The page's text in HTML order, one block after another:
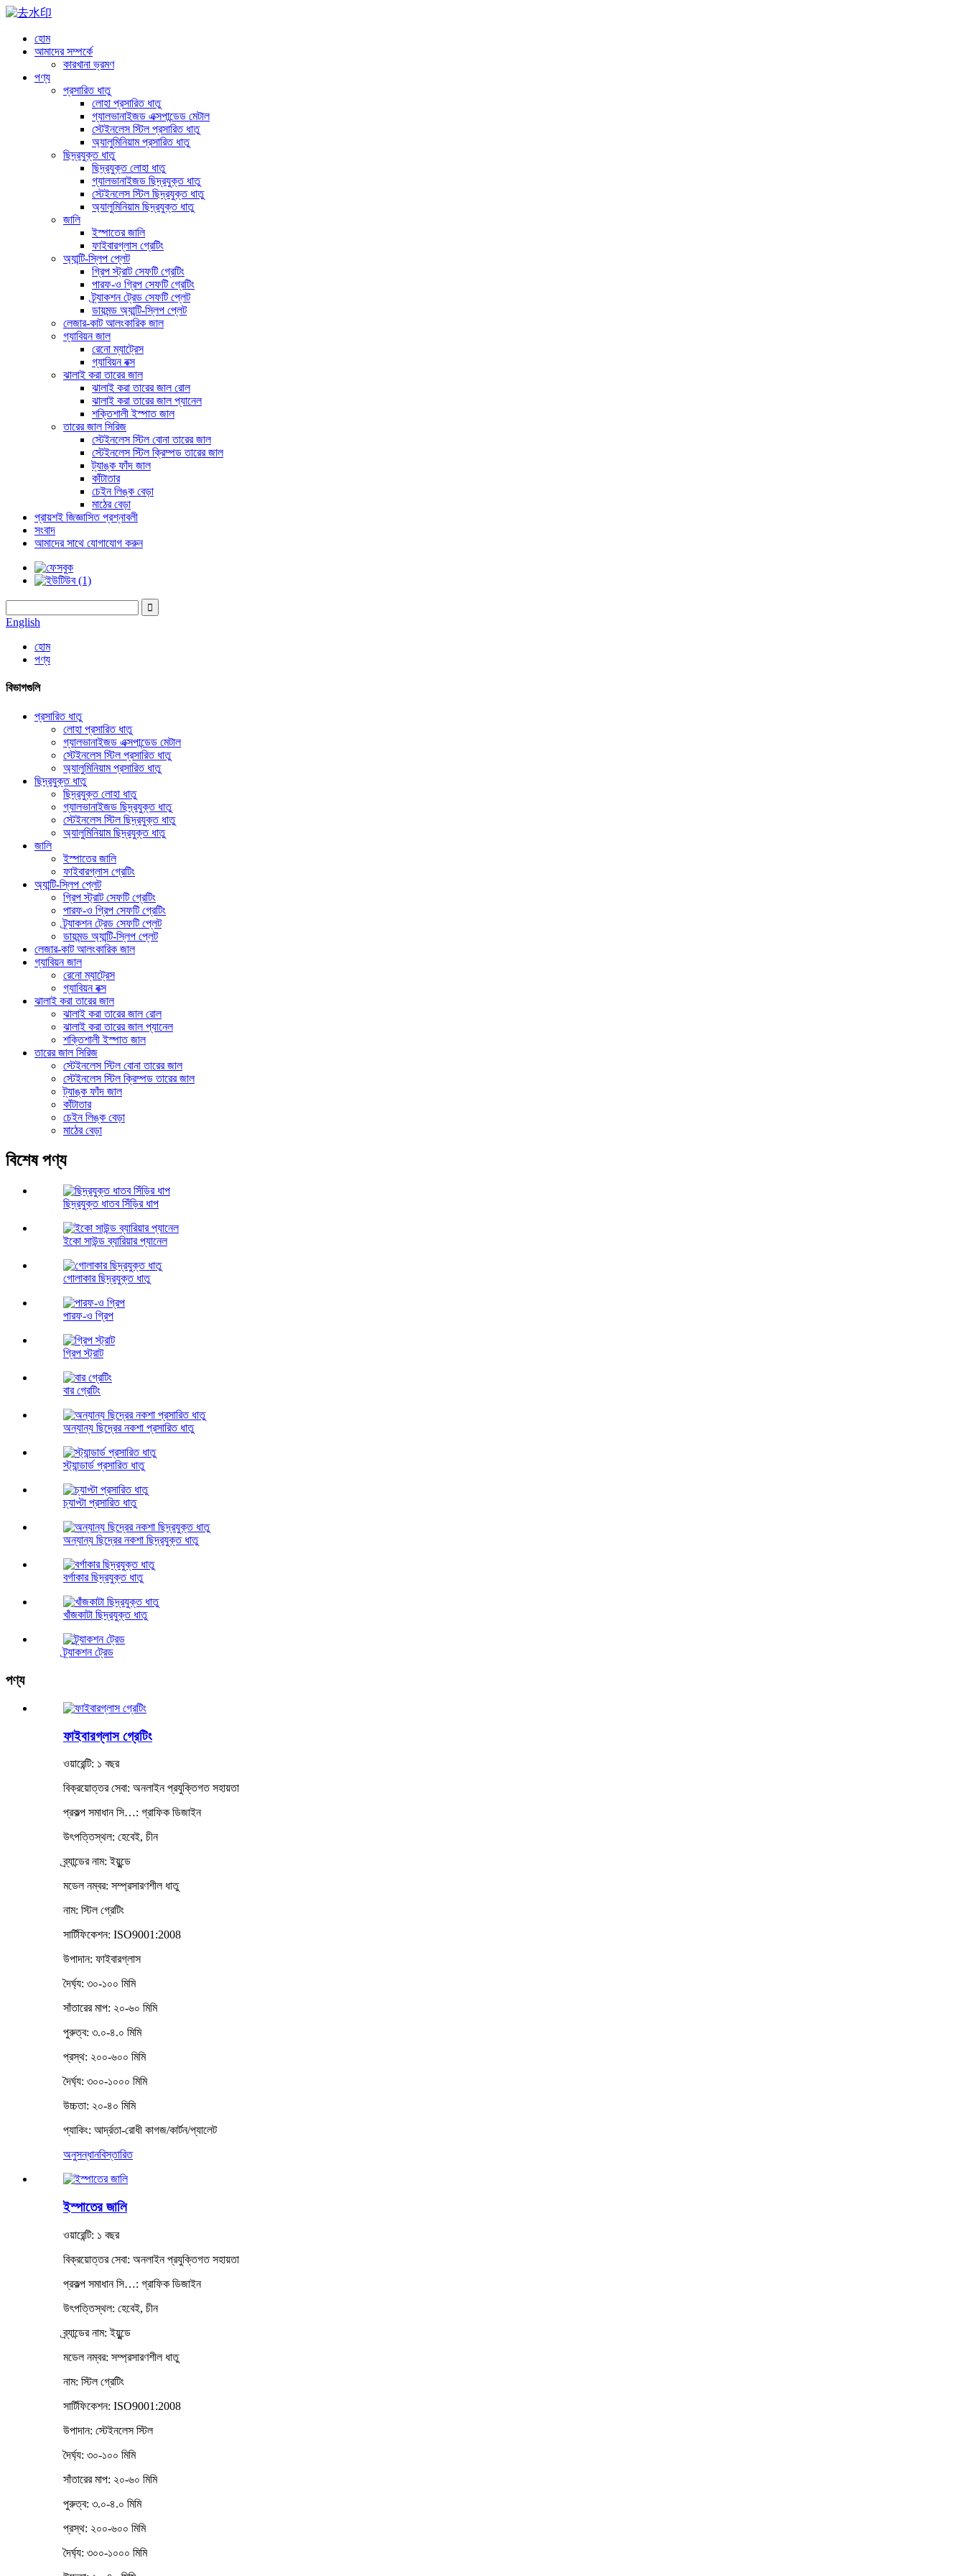
হোম
আমাদের সম্পর্কে
কারখানা ভ্রমণ
পণ্য
প্রসারিত ধাতু
লোহা প্রসারিত ধাতু
গ্যালভানাইজড এক্সপান্ডেড মেটাল
স্টেইনলেস স্টিল প্রসারিত ধাতু
অ্যালুমিনিয়াম প্রসারিত ধাতু
ছিদ্রযুক্ত ধাতু
ছিদ্রযুক্ত লোহা ধাতু
গ্যালভানাইজড ছিদ্রযুক্ত ধাতু
স্টেইনলেস স্টিল ছিদ্রযুক্ত ধাতু
অ্যালুমিনিয়াম ছিদ্রযুক্ত ধাতু
জালি
ইস্পাতের জালি
ফাইবারগ্লাস গ্রেটিং
অ্যান্টি-স্লিপ প্লেট
গ্রিপ স্ট্রাট সেফটি গ্রেটিং
পারফ-ও গ্রিপ সেফটি গ্রেটিং
ট্র্যাকশন ট্রেড সেফটি প্লেট
ডায়মন্ড অ্যান্টি-স্লিপ প্লেট
লেজার-কাট আলংকারিক জাল
গ্যাবিয়ন জাল
রেনো ম্যাট্রেস
গ্যাবিয়ন বক্স
ঝালাই করা তারের জাল
ঝালাই করা তারের জাল রোল
ঝালাই করা তারের জাল প্যানেল
শক্তিশালী ইস্পাত জাল
তারের জাল সিরিজ
স্টেইনলেস স্টিল বোনা তারের জাল
স্টেইনলেস স্টিল ক্রিম্পড তারের জাল
ট্যাঙ্ক ফাঁদ জাল
কাঁটাতার
চেইন লিঙ্ক বেড়া
মাঠের বেড়া
প্রায়শই জিজ্ঞাসিত প্রশ্নাবলী
সংবাদ
আমাদের সাথে যোগাযোগ করুন
English
হোম
পণ্য
বিভাগগুলি
প্রসারিত ধাতু
লোহা প্রসারিত ধাতু
গ্যালভানাইজড এক্সপান্ডেড মেটাল
স্টেইনলেস স্টিল প্রসারিত ধাতু
অ্যালুমিনিয়াম প্রসারিত ধাতু
ছিদ্রযুক্ত ধাতু
ছিদ্রযুক্ত লোহা ধাতু
গ্যালভানাইজড ছিদ্রযুক্ত ধাতু
স্টেইনলেস স্টিল ছিদ্রযুক্ত ধাতু
অ্যালুমিনিয়াম ছিদ্রযুক্ত ধাতু
জালি
ইস্পাতের জালি
ফাইবারগ্লাস গ্রেটিং
অ্যান্টি-স্লিপ প্লেট
গ্রিপ স্ট্রাট সেফটি গ্রেটিং
পারফ-ও গ্রিপ সেফটি গ্রেটিং
ট্র্যাকশন ট্রেড সেফটি প্লেট
ডায়মন্ড অ্যান্টি-স্লিপ প্লেট
লেজার-কাট আলংকারিক জাল
গ্যাবিয়ন জাল
রেনো ম্যাট্রেস
গ্যাবিয়ন বক্স
ঝালাই করা তারের জাল
ঝালাই করা তারের জাল রোল
ঝালাই করা তারের জাল প্যানেল
শক্তিশালী ইস্পাত জাল
তারের জাল সিরিজ
স্টেইনলেস স্টিল বোনা তারের জাল
স্টেইনলেস স্টিল ক্রিম্পড তারের জাল
ট্যাঙ্ক ফাঁদ জাল
কাঁটাতার
চেইন লিঙ্ক বেড়া
মাঠের বেড়া
বিশেষ পণ্য
ছিদ্রযুক্ত ধাতব সিঁড়ির ধাপ
ইকো সাউন্ড ব্যারিয়ার প্যানেল
গোলাকার ছিদ্রযুক্ত ধাতু
পারফ-ও গ্রিপ
গ্রিপ স্ট্রাট
বার গ্রেটিং
অন্যান্য ছিদ্রের নকশা প্রসারিত ধাতু
স্ট্যান্ডার্ড প্রসারিত ধাতু
চ্যাপ্টা প্রসারিত ধাতু
অন্যান্য ছিদ্রের নকশা ছিদ্রযুক্ত ধাতু
বর্গাকার ছিদ্রযুক্ত ধাতু
খাঁজকাটা ছিদ্রযুক্ত ধাতু
ট্র্যাকশন ট্রেড
পণ্য
ফাইবারগ্লাস গ্রেটিং
ওয়ারেন্টি: ১ বছর
বিক্রয়োত্তর সেবা: অনলাইন প্রযুক্তিগত সহায়তা
প্রকল্প সমাধান সি…: গ্রাফিক ডিজাইন
উৎপত্তিস্থল: হেবেই, চীন
ব্র্যান্ডের নাম: ইয়ুন্ডে
মডেল নম্বর: সম্প্রসারণশীল ধাতু
নাম: স্টিল গ্রেটিং
সার্টিফিকেশন: ISO9001:2008
উপাদান: ফাইবারগ্লাস
দৈর্ঘ্য: ৩০-১০০ মিমি
সাঁতারের মাপ: ২০-৬০ মিমি
পুরুত্ব: ৩.০-৪.০ মিমি
প্রস্থ: ২০০-৬০০ মিমি
দৈর্ঘ্য: ৩০০-১০০০ মিমি
উচ্চতা: ২০-৪০ মিমি
প্যাকিং: আর্দ্রতা-রোধী কাগজ/কার্টন/প্যালেট
অনুসন্ধানবিস্তারিত
ইস্পাতের জালি
ওয়ারেন্টি: ১ বছর
বিক্রয়োত্তর সেবা: অনলাইন প্রযুক্তিগত সহায়তা
প্রকল্প সমাধান সি…: গ্রাফিক ডিজাইন
উৎপত্তিস্থল: হেবেই, চীন
ব্র্যান্ডের নাম: ইয়ুন্ডে
মডেল নম্বর: সম্প্রসারণশীল ধাতু
নাম: স্টিল গ্রেটিং
সার্টিফিকেশন: ISO9001:2008
উপাদান: স্টেইনলেস স্টিল
দৈর্ঘ্য: ৩০-১০০ মিমি
সাঁতারের মাপ: ২০-৬০ মিমি
পুরুত্ব: ৩.০-৪.০ মিমি
প্রস্থ: ২০০-৬০০ মিমি
দৈর্ঘ্য: ৩০০-১০০০ মিমি